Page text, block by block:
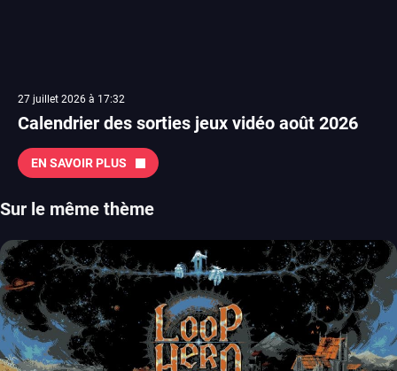
27 juillet 2026 à 17:32
Calendrier des sorties jeux vidéo août 2026
EN SAVOIR PLUS
Sur le même thème